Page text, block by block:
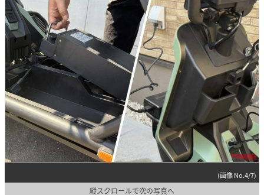
(画像 No.4/7)
縦スクロールで次の写真へ